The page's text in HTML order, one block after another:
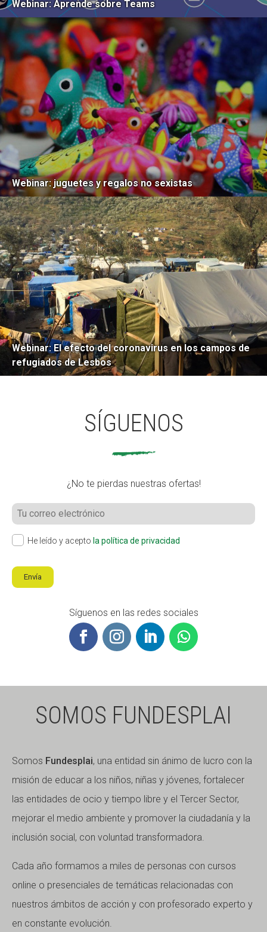
Webinar: Aprende sobre Teams
Webinar: juguetes y regalos no sexistas
Webinar: El efecto del coronavirus en los campos de
refugiados de Lesbos
SÍGUENOS
¿No te pierdas nuestras ofertas!
He leído y acepto la política de privacidad
Envía
Síguenos en las redes sociales
SOMOS FUNDESPLAI
Somos Fundesplai, una entidad sin ánimo de lucro con la
misión de educar a los niños, niñas y jóvenes, fortalecer
las entidades de ocio y tiempo libre y el Tercer Sector,
mejorar el medio ambiente y promover la ciudadanía y la
inclusión social, con voluntad transformadora.
Cada año formamos a miles de personas con cursos
online o presenciales de temáticas relacionadas con
nuestros ámbitos de acción y con profesorado experto y
en constante evolución.